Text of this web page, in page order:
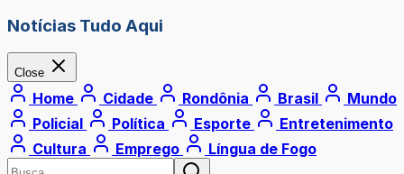
Notícias Tudo Aqui
Close
Home Cidade Rondônia Brasil
Mundo
Policial
Política Esporte
Entretenimento
Cultura
Emprego Língua de Fogo